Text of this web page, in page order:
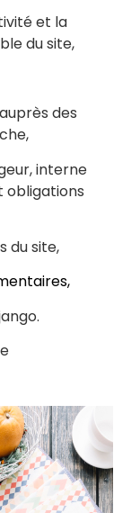
et la
du site,
des
interne
obligations
du site,